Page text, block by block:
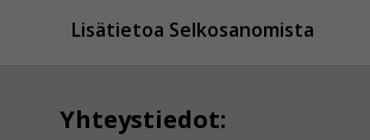
Lisätietoa Selkosanomista
Yhteystiedot: